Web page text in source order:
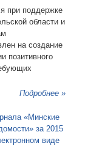
при поддержке
области и
на создание
позитивного
Подробнее »
«Минские
за 2015
виде